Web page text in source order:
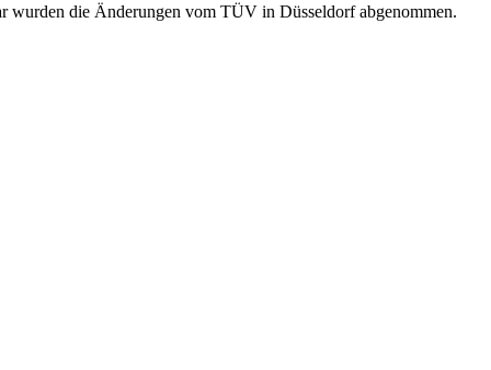
wurden die Änderungen vom TÜV in Düsseldorf abgenommen.